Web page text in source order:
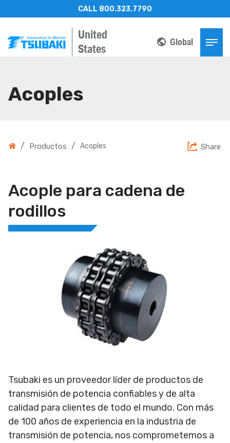
United
States
Global
CALL 800.323.7790
Acoples
/ Productos / Acoples Share
Acople para cadena de
rodillos
Tsubaki es un proveedor líder de productos de
transmisión de potencia confiables y de alta
calidad para clientes de todo el mundo. Con más
de 100 años de experiencia en la industria de
transmisión de potencia, nos comprometemos a